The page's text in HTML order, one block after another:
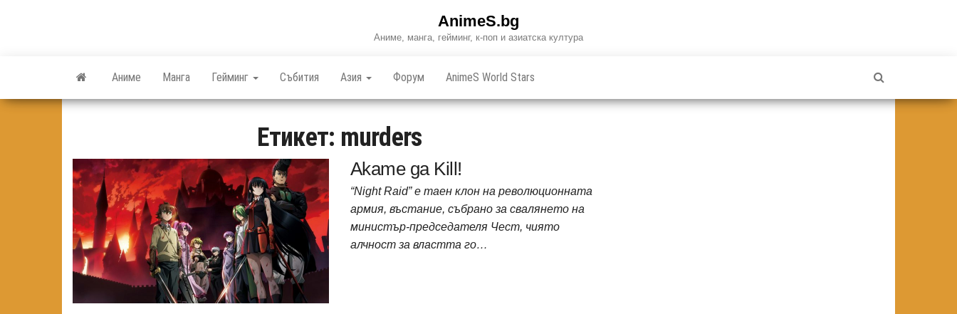
AnimeS.bg
Аниме, манга, гейминг, к-поп и азиатска култура
Аниме Манга Гейминг Събития Азия Форум AnimeS World Stars
Етикет: murders
Akame ga Kill!
“Night Raid” е таен клон на революционната
армия, въстание, събрано за свалянето на
министър-председателя Чест, чиято
алчност за властта го…